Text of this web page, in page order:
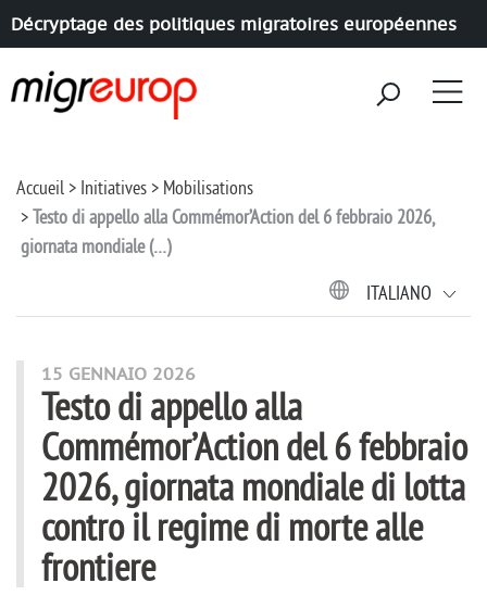
Décryptage des politiques migratoires européennes
Accueil Initiatives
Mobilisations
Testo di appello alla Commémor’Action del 6 febbraio 2026,
giornata mondiale (…)
ITALIANO
15 GENNAIO 2026
Testo di appello alla
Commémor’Action del 6 febbraio
2026, giornata mondiale di lotta
contro il regime di morte alle
frontiere